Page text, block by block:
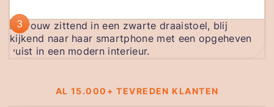
3
AL 15.000+ TEVREDEN KLANTEN